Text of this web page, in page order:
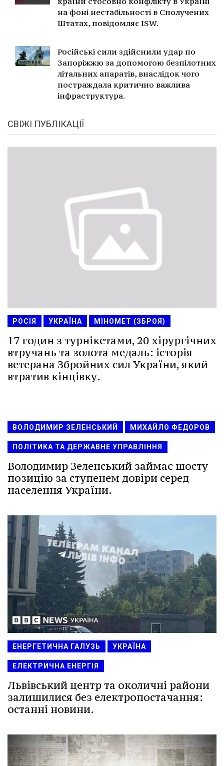
на фоні нестабільності в Сполучених
Штатах, повідомляє ISW.
Російські сили здійснили удар по
Запоріжжю за допомогою безпілотних
літальних апаратів, внаслідок чого
постраждала критично важлива
інфраструктура.
СВІЖІ ПУБЛІКАЦІЇ
РОСІЯ УКРАЇНА МІНОМЕТ (ЗБРОЯ)
17 годин з турнікетами, 20 хірургічних
втручань та золота медаль: історія
ветерана Збройних сил України, який
втратив кінцівку.
ВОЛОДИМИР ЗЕЛЕНСЬКИЙ МИХАЙЛО ФЕДОРОВ
ПОЛІТИКА ТА ДЕРЖАВНЕ УПРАВЛІННЯ
Володимир Зеленський займає шосту
позицію за ступенем довіри серед
населення України.
ЕНЕРГЕТИЧНА ГАЛУЗЬ УКРАЇНА
ЕЛЕКТРИЧНА ЕНЕРГІЯ
Львівський центр та околичні райони
залишилися без електропостачання:
останні новини.